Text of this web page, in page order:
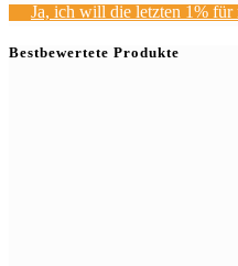
Ja, ich will die letzten 1% für
Bestbewertete Produkte